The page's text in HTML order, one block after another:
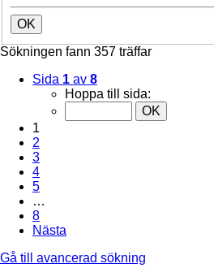
Sökningen fann 357 träffar
Sida 1 av 8
Hoppa till sida:
1
2
3
4
5
…
8
Nästa
Gå till avancerad sökning